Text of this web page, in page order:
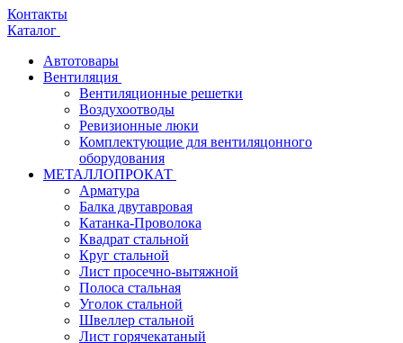
Контакты
Каталог
Автотовары
Вентиляция
Вентиляционные решетки
Воздухоотводы
Ревизионные люки
Комплектующие для вентиляцонного
оборудования
МЕТАЛЛОПРОКАТ
Арматура
Балка двутавровая
Катанка-Проволока
Квадрат стальной
Круг стальной
Лист просечно-вытяжной
Полоса стальная
Уголок стальной
Швеллер стальной
Лист горячекатаный